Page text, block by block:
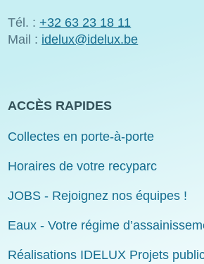
Tél. : +32 63 23 18 11
Mail : idelux@idelux.be
ACCÈS RAPIDES
Collectes en porte-à-porte
Horaires de votre recyparc
JOBS - Rejoignez nos équipes !
Eaux - Votre régime
Réalisations IDELUX Projets